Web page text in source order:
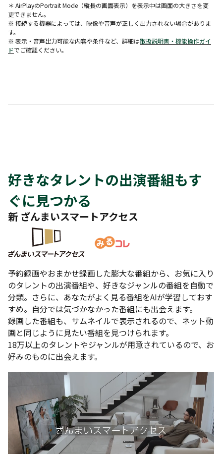
＊ AirPlayのPortrait Mode（縦長の画面表示）を表示中は画面の大きさを変
更できません。
※ 接続する機器によっては、映像や音声が正しく出力されない場合がありま
す。
※ 表示・音声出力可能な内容や条件など、詳細は取扱説明書・機能操作ガイ
ドでご確認ください。
好きなタレントの出演番組もす
ぐに見つかる
新 ざんまいスマートアクセス
予約録画やおまかせ録画した膨大な番組から、お気に入り
のタレントの出演番組や、好きなジャンルの番組を自動で
分類。さらに、あなたがよく見る番組をAIが学習しておす
すめ。自分では気づかなかった番組にも出会えます。
録画した番組も、サムネイルで表示されるので、ネット動
画と同じように見たい番組を見つけられます。
18万以上のタレントやジャンルが用意されているので、お
好みのものに出会えます。